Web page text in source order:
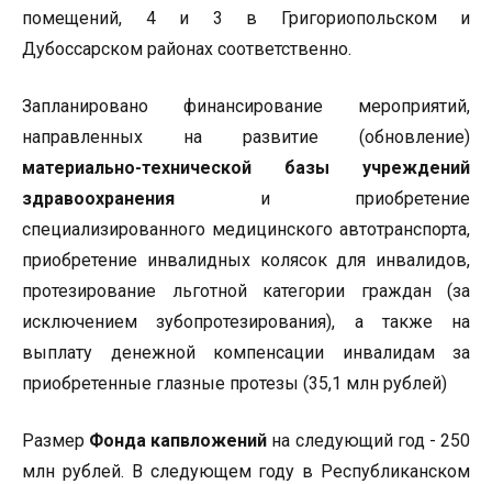
помещений, 4 и 3 в Григориопольском и
Дубоссарском районах соответственно.
Запланировано финансирование мероприятий,
направленных на развитие (обновление)
материально-технической базы учреждений
здравоохранения и приобретение
специализированного медицинского автотранспорта,
приобретение инвалидных колясок для инвалидов,
протезирование льготной категории граждан (за
исключением зубопротезирования), а также на
выплату денежной компенсации инвалидам за
приобретенные глазные протезы (35,1 млн рублей)
Размер Фонда капвложений на следующий год - 250
млн рублей. В следующем году в Республиканском